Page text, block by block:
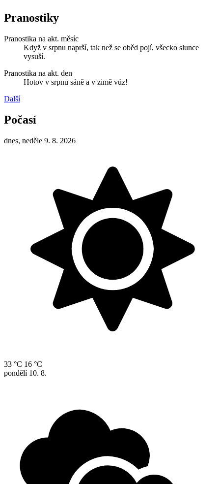
Pranostiky
Pranostika na akt. měsíc
Když v srpnu naprší, tak než se oběd pojí, všecko slunce
vysuší.
Pranostika na akt. den
Hotov v srpnu sáně a v zimě vůz!
Další
Počasí
dnes, neděle 9. 8. 2026
33 °C 16 °C
pondělí 10. 8.